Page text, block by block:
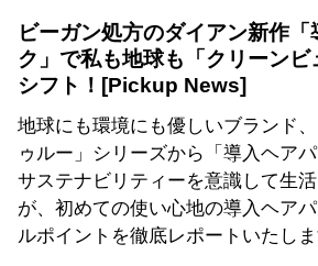
ビーガン処方のダイアン新作「
ク」で私も地球も「クリーンビ
シフト！
地球にも環境にも優しいブランド
ゥルー」シリーズから「導入ヘア
サステナビリティーを意識して生
が、初めての使い心地の導入ヘア
ルポイントを徹底レポートいたしま